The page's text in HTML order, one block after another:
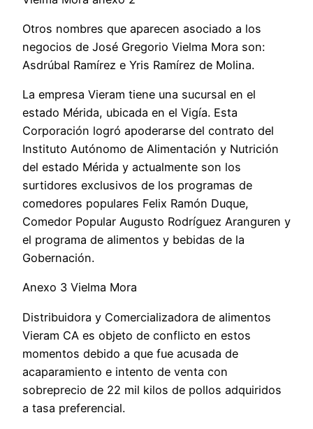
Otros nombres que aparecen asociado a los
negocios de José Gregorio Vielma Mora son:
Asdrúbal Ramírez e Yris Ramírez de Molina.
La empresa Vieram tiene una sucursal en el
estado Mérida, ubicada en el Vigía. Esta
Corporación logró apoderarse del contrato del
Instituto Autónomo de Alimentación y Nutrición
del estado Mérida y actualmente son los
surtidores exclusivos de los programas de
comedores populares Felix Ramón Duque,
Comedor Popular Augusto Rodríguez Aranguren y
el programa de alimentos y bebidas de la
Gobernación.
Anexo 3 Vielma Mora
Distribuidora y Comercializadora de alimentos
Vieram CA es objeto de conflicto en estos
momentos debido a que fue acusada de
acaparamiento e intento de venta con
sobreprecio de 22 mil kilos de pollos adquiridos
a tasa preferencial.